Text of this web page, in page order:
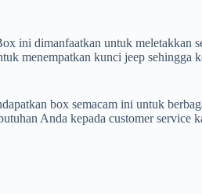
ini dimanfaatkan untuk meletakkan
menempatkan kunci jeep
box semacam ini untuk
Anda kepada customer service